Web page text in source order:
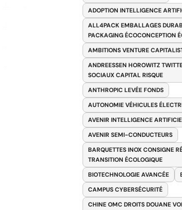
ADOPTION INTELLIGENCE
ALL4PACK EMBALLAGES
PACKAGING ÉCOCONCEPTION
AMBITIONS VENTURE
ANDREESSEN HOROWITZ
SOCIAUX CAPITAL RISQUE
ANTHROPIC LEVÉE FONDS
AUTONOMIE VÉHICULES
AVENIR INTELLIGENCE
AVENIR SEMI-CONDUCTEURS
BARQUETTES INOX CONSIGNE
TRANSITION ÉCOLOGIQUE
BIOTECHNOLOGIE AVANCÉE
CAMPUS CYBERSÉCURITÉ
CHINE OMC DROITS DOUANE